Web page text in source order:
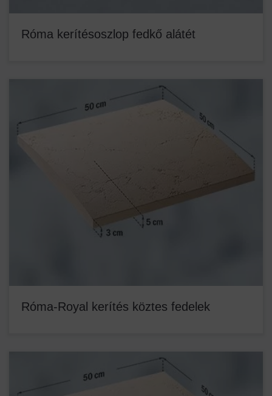
Róma kerítésoszlop fedkő alátét
Róma-Royal kerítés köztes fedelek